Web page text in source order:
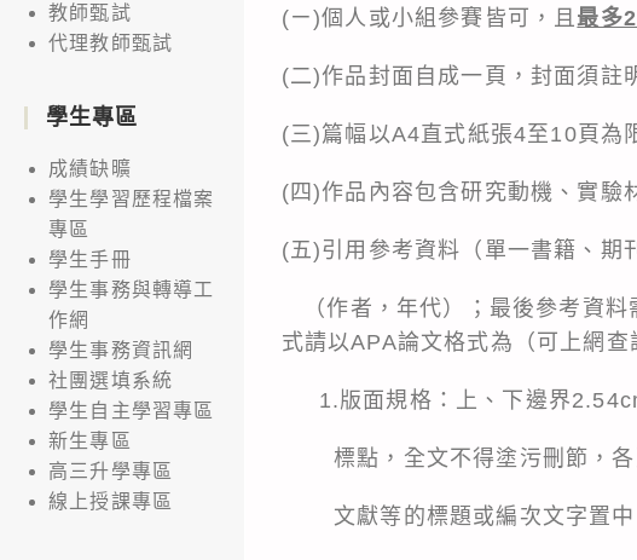
(ㄧ)個人或小組參賽皆可，且 最多
(二)作品封面自成一頁，封面須註
(三)篇幅以A4直式紙張4至10頁為
(四)作品內容包含研究動機、實驗
(五)引用參考資料（單一書籍、期
（作者，年代）；最後參考資料
式請以APA論文格式為（可上網查
1.版面規格：上、下邊界
標點，全文不得塗污刪節，各
文獻等的標題或編次文字置中
教師甄試
代理教師甄試
學生專區
成績缺曠
學生學習歷程檔案
專區
學生手冊
學生事務與轉導工
作網
學生事務資訊網
社團選填系統
學生自主學習專區
新生專區
高三升學專區
線上授課專區